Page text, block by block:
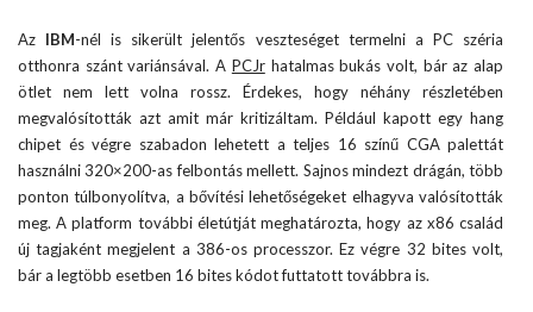
Az IBM-nél is sikerült jelentős veszteséget termelni a PC széria
otthonra szánt variánsával. A PCJrhatalmas bukás volt, bár az alap
ötlet nem lett volna rossz. Érdekes, hogy néhány részletében
megvalósították azt amit már kritizáltam. Például kapott egy hang
chipet és végre szabadon lehetett a teljes 16 színű CGA palettát
használni 320×200-as felbontás mellett. Sajnos mindezt drágán, több
ponton túlbonyolítva, a bővítési lehetőségeket elhagyva valósították
meg. A platform további életútját meghatározta, hogy az x86 család
új tagjaként megjelent a 386-os processzor. Ez végre 32 bites volt,
bár a legtöbb esetben 16 bites kódot futtatott továbbra is.